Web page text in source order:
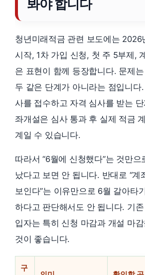
봐야 합니다
청년미래적금 관련 보도에는 2026
시작, 1차 가입 신청, 첫 주 5부제,
은 표현이 함께 등장합니다. 문제
두 같은 단계가 아니라는 점입니다
사를 접수하고 자격 심사를 받는
좌개설은 심사 통과 후 실제 적금
계일 수 있습니다.
따라서 “6월에 신청했다”는 것만
났다고 보면 안 됩니다. 반대로 “계
보인다”는 이유만으로 6월 갈아타
하다고 판단해서도 안 됩니다. 기
입자는 특히 신청 마감과 개설 마
것이 좋습니다.
구